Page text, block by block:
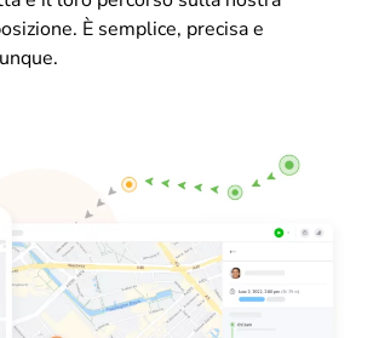
È semplice, precisa e